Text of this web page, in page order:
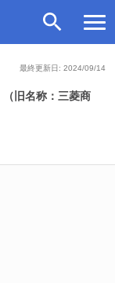
最終更新日: 2024/09/14
（旧名称：三菱商